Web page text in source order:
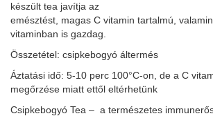
készült tea javítja az
emésztést, magas C vitamin tartalmú,
vitaminban is gazdag.
Összetétel: csipkebogyó áltermés
Áztatási idő: 5-10 perc 100°C-on, de a C
megőrzése miatt ettől eltérhetünk
Csipkebogyó Tea – a természetes